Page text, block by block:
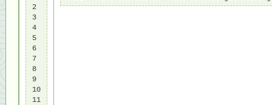
2
3
4
5
6
7
8
9
10
11